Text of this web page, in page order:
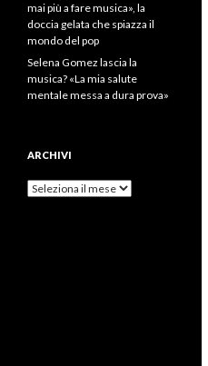
mai più a fare musica», la
doccia gelata che spiazza il
mondo del pop
Selena Gomez lascia la
musica? «La mia salute
mentale messa a dura prova»
ARCHIVI
Archivi